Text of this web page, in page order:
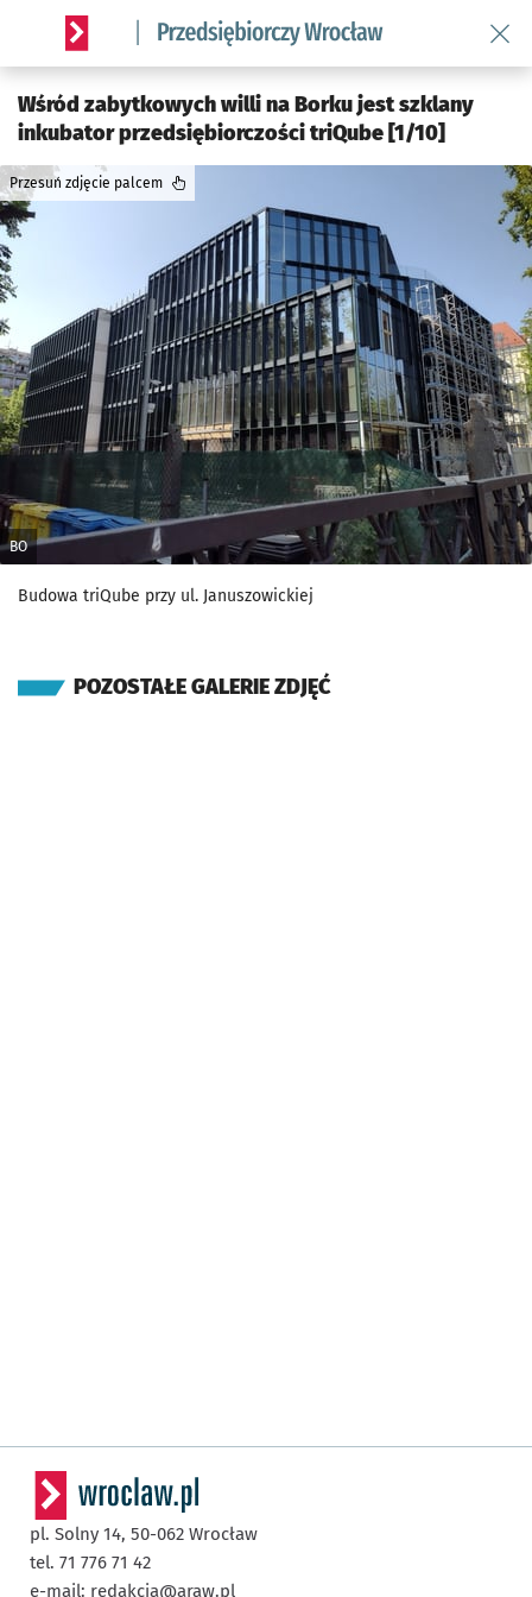
Serwis informacyjny wroclaw.pl podserwis: Strategia
Wśród zabytkowych willi na Borku jest szklany
inkubator przedsiębiorczości triQube [1/10]
BO
Przesuń zdjęcie palcem
Budowa triQube przy ul. Januszowickiej
POZOSTAŁE GALERIE ZDJĘĆ
pl. Solny 14, 50-062 Wrocław
tel. 71 776 71 42
e-mail: redakcja@araw.pl